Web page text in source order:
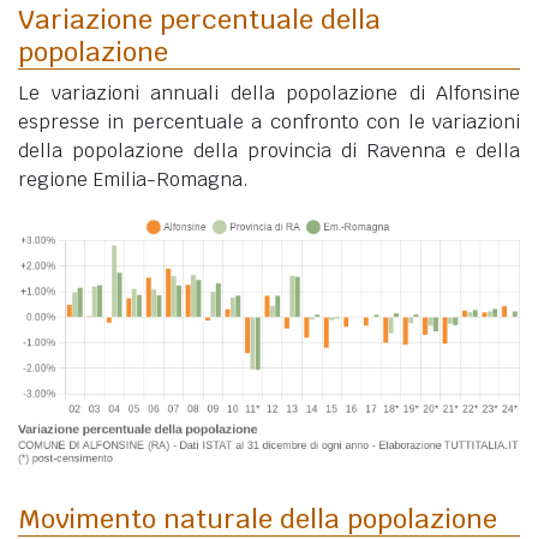
Variazione percentuale della
popolazione
Le variazioni annuali della popolazione di Alfonsine
espresse in percentuale a confronto con le variazioni
della popolazione della provincia di Ravenna e della
regione Emilia-Romagna.
Movimento naturale della popolazione